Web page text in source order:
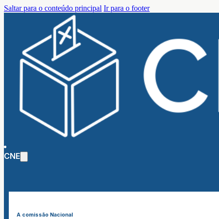
Saltar para o conteúdo principal Ir para o footer
CNE
A comissão Nacional